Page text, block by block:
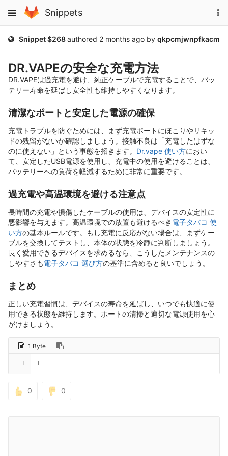
to
content
Toggle
navigation
Snippets
PublicSnippet $268authored 2 months ago by qkpcmjwnpfkacm
DR.VAPEの安全な充電方法
DR.VAPEは過充電を避け、純正ケーブルで充電することで、バッ
テリー寿命を延ばし安全性も維持しやすくなります。
清潔なポートと安定した電源の確保
充電トラブルを防ぐためには、まず充電ポートにほこりやリキッ
ドの残留がないか確認しましょう。接触不良は「充電したはずな
のに使えない」という事態を招きます。 Dr.vape 使い方におい
て、安定したUSB電源を使用し、充電中の使用を避けることは、
バッテリーへの負荷を軽減するために非常に重要です。
過充電や高温環境を避ける注意点
長時間の充電や損傷したケーブルの使用は、デバイスの安定性に
悪影響を与えます。高温環境での放置も避けるべき 電子タバコ 使
い方の基本ルールです。もし充電に反応がない場合は、まずケー
ブルを交換してテストし、本体の状態を冷静に判断しましょう。
長く愛用できるデバイスを求めるなら、こうしたメンテナンスの
しやすさも電子タバコ 選び方の基準に含めると良いでしょう。
まとめ​
正しい充電習慣は、デバイスの寿命を延ばし、いつでも快適に使
用できる状態を維持します。ポートの清掃と適切な電源使用を心
がけましょう。
1 Byte
1 1
0 0